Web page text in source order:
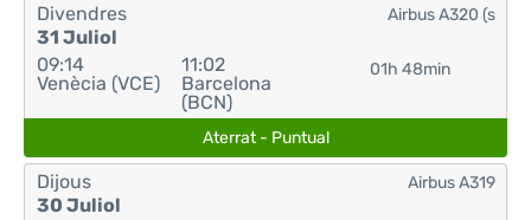
Divendres
31 Juliol
09:14
Venècia (VCE)
11:02
Barcelona
(BCN)
01h 48min
Airbus A320 (s
Aterrat - Puntual
Dijous
30 Juliol
Airbus A319